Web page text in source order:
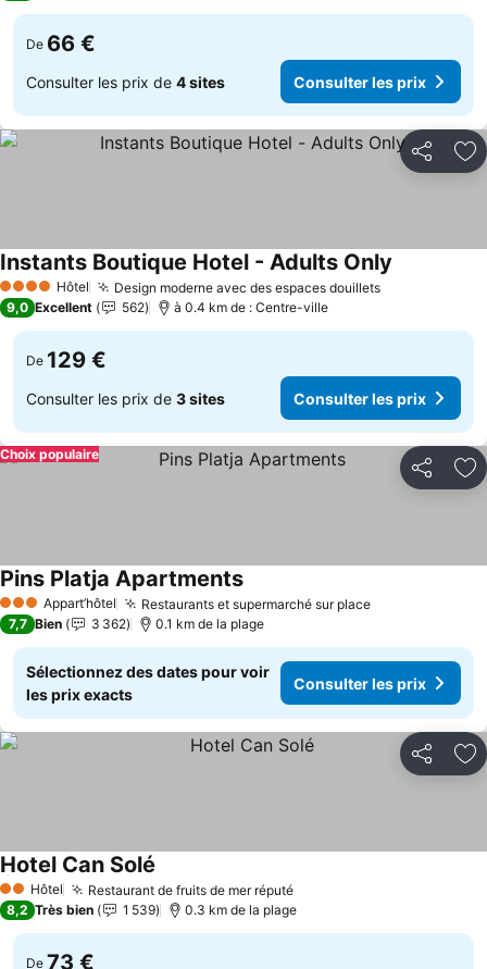
De 66 €
Consulter les prix de 4 sites Consulter les prix
Partager
4 Étoiles Hôtel Design moderne avec des espaces douilletsConsulter
Instants Boutique Hotel - Adults Only
9,0 Excellent 562 à 0.4 km de : Centre-ville
De 129 €
Consulter les prix de 3 sites Consulter les prix
Partager
Choix populaire
3 ÉtoilesAppart’hôtel Restaurants et supermarché sur placeConsulter les
Pins Platja ApartmentsConsulter les prix
7,7 Bien 3 362 0.1 km de la plage
Sélectionnez des dates pour voir
les prix exacts
Consulter les prix
Partager
2 Étoiles
Hôtel Restaurant de fruits de mer réputéConsulter les prix
Hotel Can Solé
8,2 Très bien 1 539 0.3 km de la plage
De 73 €